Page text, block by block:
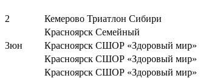
2 Кемерово Триатлон Сибири
Красноярск Семейный
3юн Красноярск СШОР «Здоровый мир»
Красноярск СШОР «Здоровый мир»
Красноярск СШОР «Здоровый мир»